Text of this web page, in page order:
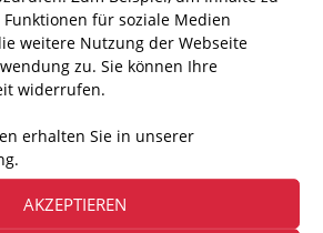
für soziale Medien
weitere Nutzung der Webseite
zu. Sie können Ihre
widerrufen.
erhalten Sie in unserer
AKZEPTIEREN